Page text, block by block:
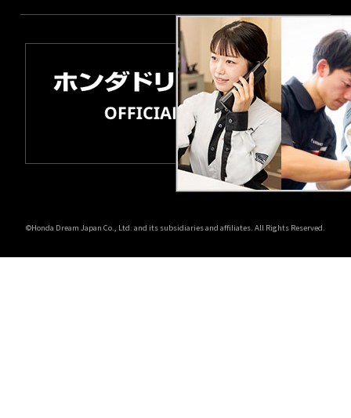
©Honda Dream Japan Co., Ltd. and its subsidiaries and affiliates. All Rights Reserved.